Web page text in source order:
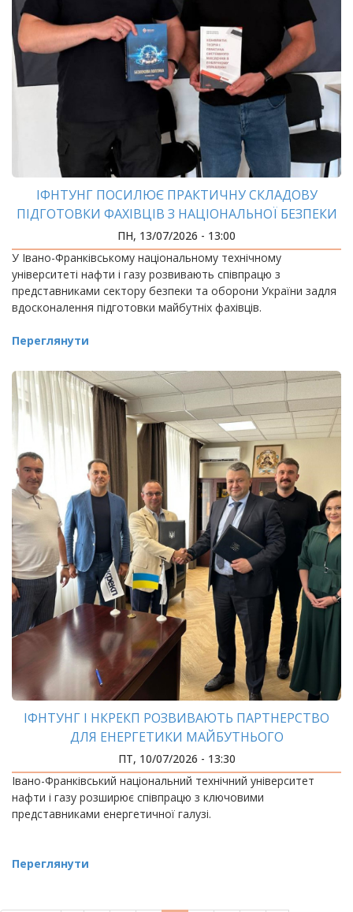
ІФНТУНГ ПОСИЛЮЄ ПРАКТИЧНУ СКЛАДОВУ
ПІДГОТОВКИ ФАХІВЦІВ З НАЦІОНАЛЬНОЇ БЕЗПЕКИ
ПН, 13/07/2026 - 13:00
У Івано-Франківському національному технічному
університеті нафти і газу розвивають співпрацю з
представниками сектору безпеки та оборони України задля
вдосконалення підготовки майбутніх фахівців.
Переглянути
ІФНТУНГ І НКРЕКП РОЗВИВАЮТЬ ПАРТНЕРСТВО
ДЛЯ ЕНЕРГЕТИКИ МАЙБУТНЬОГО
ПТ, 10/07/2026 - 13:30
Івано-Франківський національний технічний університет
нафти і газу розширює співпрацю з ключовими
представниками енергетичної галузі.
Переглянути